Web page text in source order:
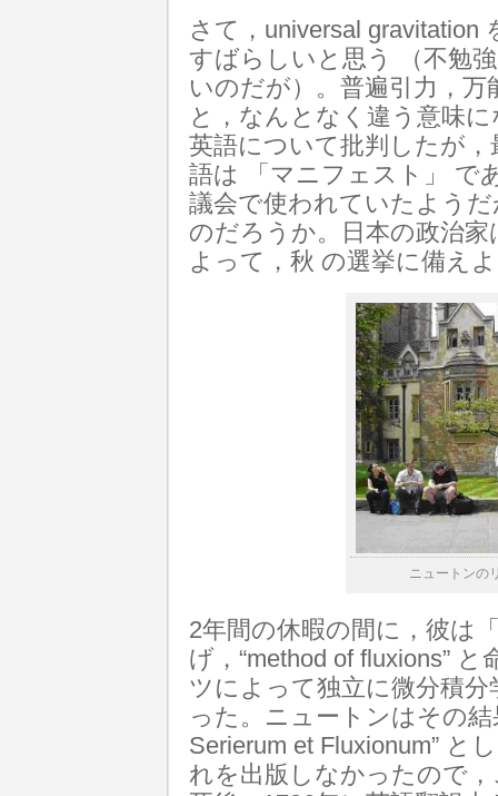
さて，universal gravitation
すばらしいと思う （不勉
いのだが）。普遍引力，
と，なんとなく違う意味
英語について批判したが
語は 「マニフェスト」 で
議会で使われていたよう
のだろうか。日本の政治
よって，秋 の選挙に備え
ニュートンの
2年間の休暇の間に，彼は
げ，“method of fluxions”
ツによって独立に微分積
った。ニュートンはその
Serierum et Fluxionum” と
れを出版しなかったので